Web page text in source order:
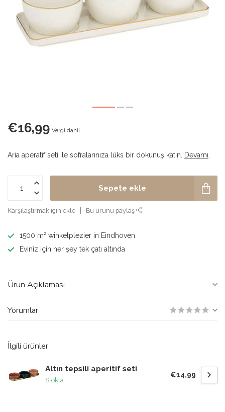
€16,99 Vergi dahil
Aria aperatif seti ile sofralarınıza lüks bir dokunuş katın. Devamı
Sepete ekle
Karşılaştırmak için ekle Bu ürünü paylaş
1500 m² winkelplezier in Eindhoven
Eviniz için her şey tek çatı altında
Ürün Açıklaması
Yorumlar
İlgili ürünler
Altın tepsili aperitif seti
Stokta
€14,99